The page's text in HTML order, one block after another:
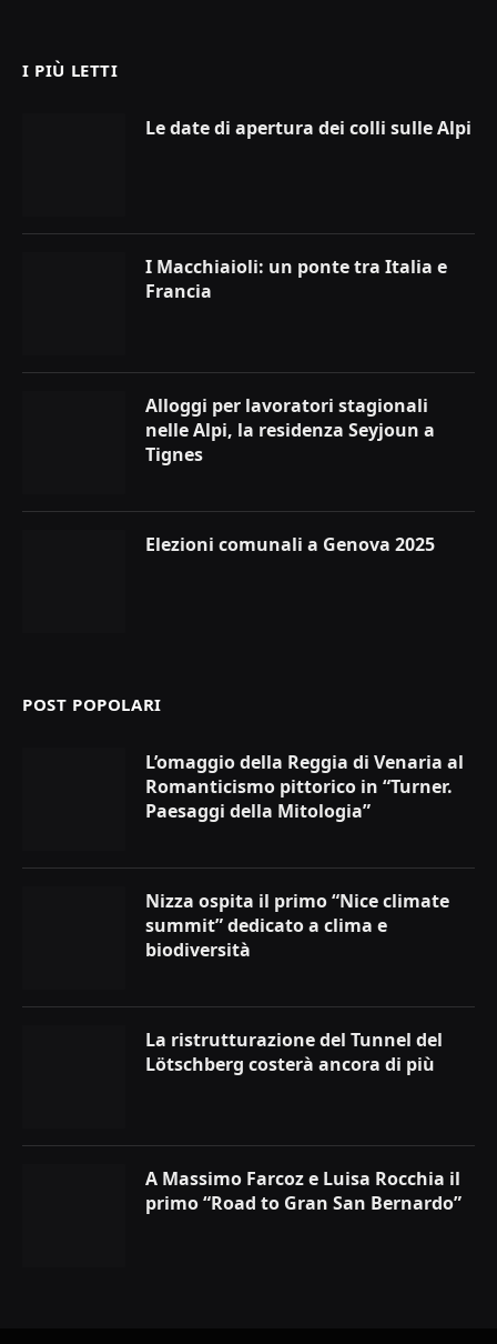
I PIÙ LETTI
Le date di apertura dei colli sulle Alpi
I Macchiaioli: un ponte tra Italia e
Francia
Alloggi per lavoratori stagionali
nelle Alpi, la residenza Seyjoun a
Tignes
Elezioni comunali a Genova 2025
POST POPOLARI
L’omaggio della Reggia di Venaria al
Romanticismo pittorico in “Turner.
Paesaggi della Mitologia”
Nizza ospita il primo “Nice climate
summit” dedicato a clima e
biodiversità
La ristrutturazione del Tunnel del
Lötschberg costerà ancora di più
A Massimo Farcoz e Luisa Rocchia il
primo “Road to Gran San Bernardo”